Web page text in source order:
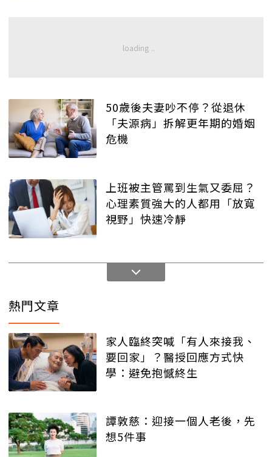
50歲後夫妻吵不停？從退休
「夫源病」拆解更年期的婚姻
危機
上班被主管罵到生氣又委屈？
心理素質強大的人都用「放寬
視野」快速冷靜
熱門文章
家人臨終突喊「有人來接我、
要回家」？醫授回應方式快
學：避免抱憾終生
譚敦慈：迎接一個人老後，先
想5件事